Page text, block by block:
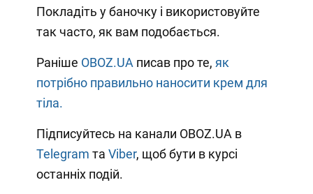
Покладіть у баночку і використовуйте
так часто, як вам подобається.
Раніше OBOZ.UA писав про те, як
потрібно правильно наносити крем для
тіла.
Підписуйтесь на канали OBOZ.UA в
Telegram та Viber, щоб бути в курсі
останніх подій.